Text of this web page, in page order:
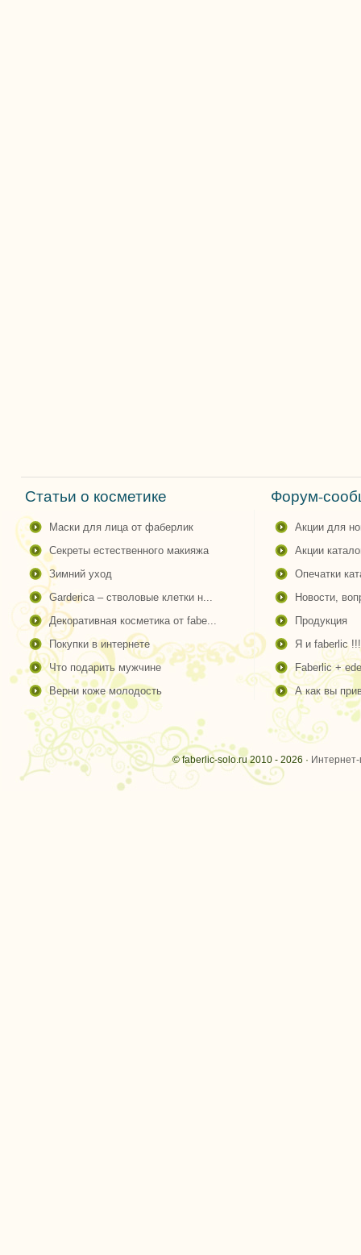
Статьи о косметике
маски для лица от фаберлик
секреты естественного макияжа
зимний уход
garderica – стволовые клетки н...
декоративная косметика от fabe...
покупки в интернете
что подарить мужчине
верни коже молодость
Форум-
акции для
акции
опечатки
новости,
продукция
я и faberlic !!!
faberlic +
а как вы
© faberlic-solo.ru 2010 - 2026 ·